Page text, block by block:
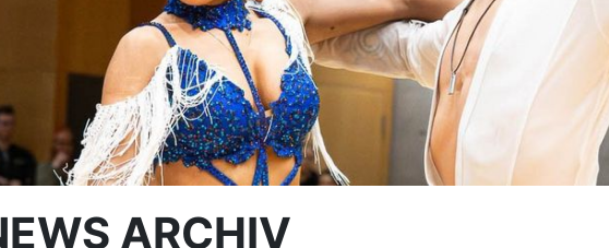
1. BL Lateinformationen in Bremerhaven
31.01.2022 von Lars Keller
Im zweiten Turnier der 1. Bundesliga Lateinformationen in Bremerhaven
sichert sich der TSC Residenz Ludwigsburg den fünften Platz. Zwei Teams
konnten coronabedingt nicht teilnehmen.
weiterlesen